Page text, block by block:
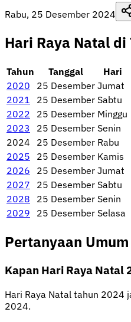
Rabu, 25 Desember 2024
Hari Raya Natal di
Tahun Tanggal
Hari
2020
25 Desember Jumat
2021
25 Desember Sabtu
2022
25 Desember Minggu
2023
25 Desember Senin
2024
25 Desember Rabu
2025
25 Desember Kamis
2026
25 Desember Jumat
2027
25 Desember Sabtu
2028
25 Desember Senin
2029
25 Desember Selasa
Pertanyaan Umum
Kapan Hari Raya Natal
Hari Raya Natal tahun 2024
2024.